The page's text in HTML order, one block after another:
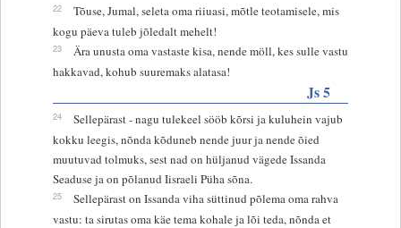
22
Tõuse, Jumal, seleta oma riiuasi, mõtle teotamisele, mis
kogu päeva tuleb jõledalt mehelt!
23
Ära unusta oma vastaste kisa, nende möll, kes sulle vastu
hakkavad, kohub suuremaks alatasa!
Js 5
24
Sellepärast - nagu tulekeel sööb kõrsi ja kuluhein vajub
kokku leegis, nõnda kõduneb nende juur ja nende õied
muutuvad tolmuks, sest nad on hüljanud vägede Issanda
Seaduse ja on põlanud Iisraeli Püha sõna.
25
Sellepärast on Issanda viha süttinud põlema oma rahva
vastu: ta sirutas oma käe tema kohale ja lõi teda, nõnda et